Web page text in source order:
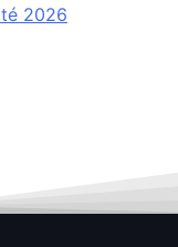
2026